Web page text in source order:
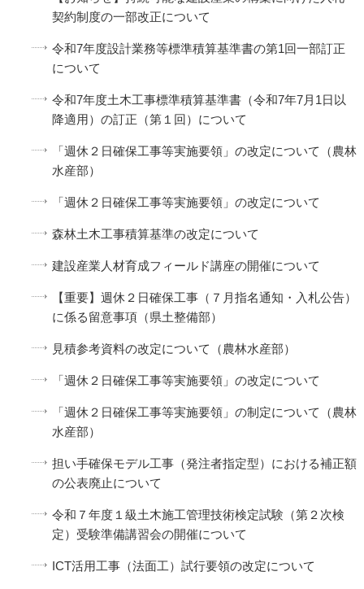
契約制度の一部改正について
令和7年度設計業務等標準積算基準書の第1回一部訂正
について
令和7年度土木工事標準積算基準書（令和7年7月1日以
降適用）の訂正（第１回）について
「週休２日確保工事等実施要領」の改定について（農林
水産部）
「週休２日確保工事等実施要領」の改定について
森林土木工事積算基準の改定について
建設産業人材育成フィールド講座の開催について
【重要】週休２日確保工事（７月指名通知・入札公告）
に係る留意事項（県土整備部）
見積参考資料の改定について（農林水産部）
「週休２日確保工事等実施要領」の改定について
「週休２日確保工事等実施要領」の制定について（農林
水産部）
担い手確保モデル工事（発注者指定型）における補正額
の公表廃止について
令和７年度１級土木施工管理技術検定試験（第２次検
定）受験準備講習会の開催について
ICT活用工事（法面工）試行要領の改定について